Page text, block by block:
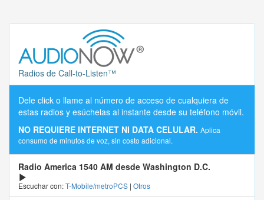
Radios de Call-to-Listen™
Dele click o llame al número de acceso de cualquiera de
estas radios y esúchelas al instante desde su teléfono móvil.
NO REQUIERE INTERNET NI DATA CELULAR. Aplica
consumo de minutos de voz, sin costo adicional.
Radio America 1540 AM desde Washington D.C.
Escuchar con:T-Mobile/metroPCS | Otros